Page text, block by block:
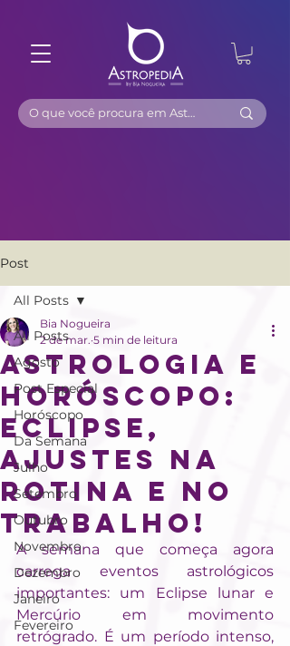
Post
All Posts
Agosto
Post Especial
Horóscopo
Da Semana
Julho
Setembro
Outubro
Novembro
Dezembro
Janeiro
Fevereiro
All Posts
Astrologia e
Horóscopo:
Eclipse,
ajustes na
rotina e no
trabalho!
Bia Nogueira
2 de mar. 5 min de leitura
A semana que começa agora
carrega eventos astrológicos
importantes: um Eclipse lunar e
Mercúrio em movimento
retrógrado. É um período intenso,